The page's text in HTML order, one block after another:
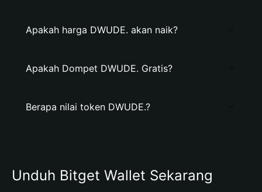
Apakah harga DWUDE. akan naik?
Apakah Dompet DWUDE. Gratis?
Berapa nilai token DWUDE.?
Unduh Bitget Wallet Sekarang